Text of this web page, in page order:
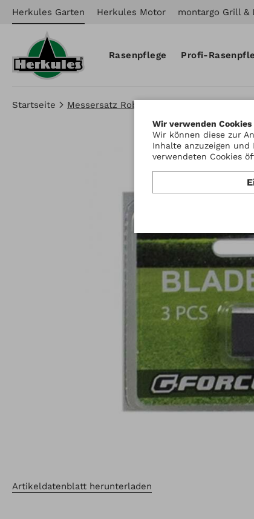
Herkules Garten Herkules Motor montargo Grill &
Rasenpflege Profi-
Startseite Messersatz Robotermäher
Artikeldatenblatt herunterladen
Wir verwenden Cookies
Wir können diese zur
Inhalte anzuzeigen
verwendeten Cookies